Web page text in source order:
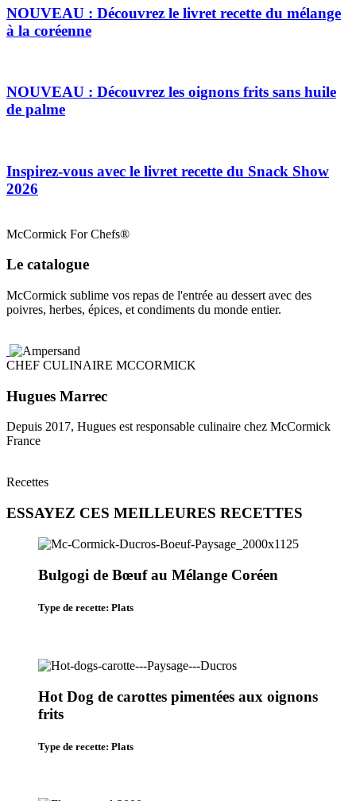
NOUVEAU : Découvrez le livret recette du mélange
à la coréenne
NOUVEAU : Découvrez les oignons frits sans huile
de palme
Inspirez-vous avec le livret recette du Snack Show
2026
McCormick For Chefs®
Le catalogue
McCormick sublime vos repas de l'entrée au dessert avec des
poivres, herbes, épices, et condiments du monde entier.
CHEF CULINAIRE MCCORMICK
Hugues Marrec​
Depuis 2017, Hugues est responsable culinaire chez McCormick
France
Recettes
ESSAYEZ CES MEILLEURES RECETTES
Bulgogi de Bœuf au Mélange Coréen
Type de recette: Plats
Hot Dog de carottes pimentées aux oignons
frits
Type de recette: Plats